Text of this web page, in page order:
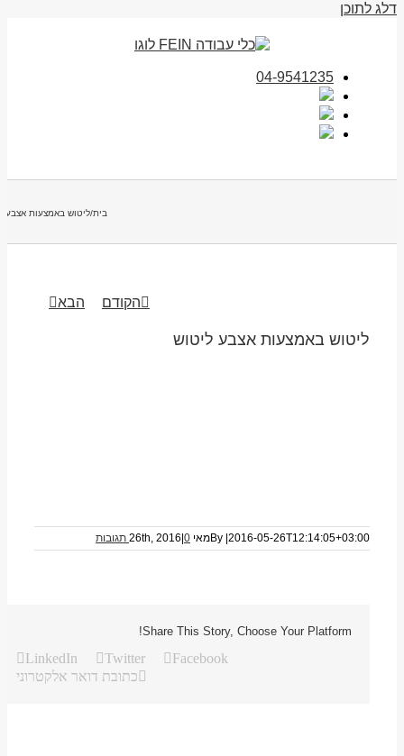
דלג לתוכן
04-9541235
בית/ליטוש באמצעות אצבע
הקודם הבא
ליטוש באמצעות אצבע ליטוש
By 2016-05-26T12:14:05+03:00 מאי 26th, 2016 0 תגובות
Share This Story, Choose Your Platform!
Facebook
Twitter
LinkedIn
כתובת דואר אלקטרוני